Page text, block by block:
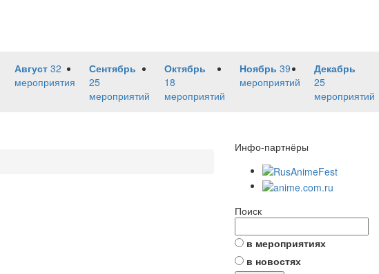
Август 32
мероприятия
Сентябрь
25
мероприятий
Октябрь
18
мероприятий
Ноябрь 39
мероприятий
Декабрь
25
мероприятий
Инфо-партнёры
Поиск
в мероприятиях
в новостях